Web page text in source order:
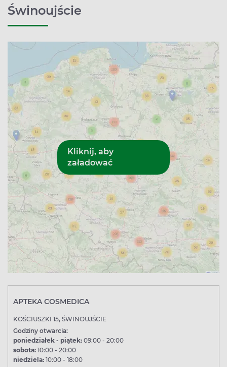
Świnoujście
APTEKA COSMEDICA
KOŚCIUSZKI 15, ŚWINOUJŚCIE
Godziny otwarcia:
poniedziałek - piątek: 09:00 - 20:00
sobota: 10:00 - 20:00
niedziela: 10:00 - 18:00